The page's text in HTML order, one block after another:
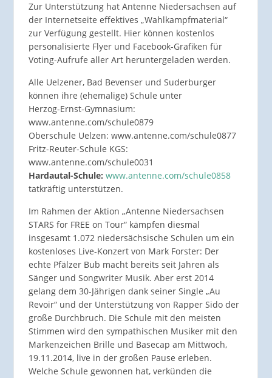
Zur Unterstützung hat Antenne Niedersachsen auf
der Internetseite effektives „Wahlkampfmaterial“
zur Verfügung gestellt. Hier können kostenlos
personalisierte Flyer und Facebook-Grafiken für
Voting-Aufrufe aller Art heruntergeladen werden.
Alle Uelzener, Bad Bevenser und Suderburger
können ihre (ehemalige) Schule unter
Herzog-Ernst-Gymnasium:
www.antenne.com/schule0879
Oberschule Uelzen: www.antenne.com/schule0877
Fritz-Reuter-Schule KGS:
www.antenne.com/schule0031
Hardautal-Schule: www.antenne.com/schule0858
tatkräftig unterstützen.
Im Rahmen der Aktion „Antenne Niedersachsen
STARS for FREE on Tour“ kämpfen diesmal
insgesamt 1.072 niedersächsische Schulen um ein
kostenloses Live-Konzert von Mark Forster: Der
echte Pfälzer Bub macht bereits seit Jahren als
Sänger und Songwriter Musik. Aber erst 2014
gelang dem 30-Jährigen dank seiner Single „Au
Revoir“ und der Unterstützung von Rapper Sido der
große Durchbruch. Die Schule mit den meisten
Stimmen wird den sympathischen Musiker mit den
Markenzeichen Brille und Basecap am Mittwoch,
19.11.2014, live in der großen Pause erleben.
Welche Schule gewonnen hat, verkünden die